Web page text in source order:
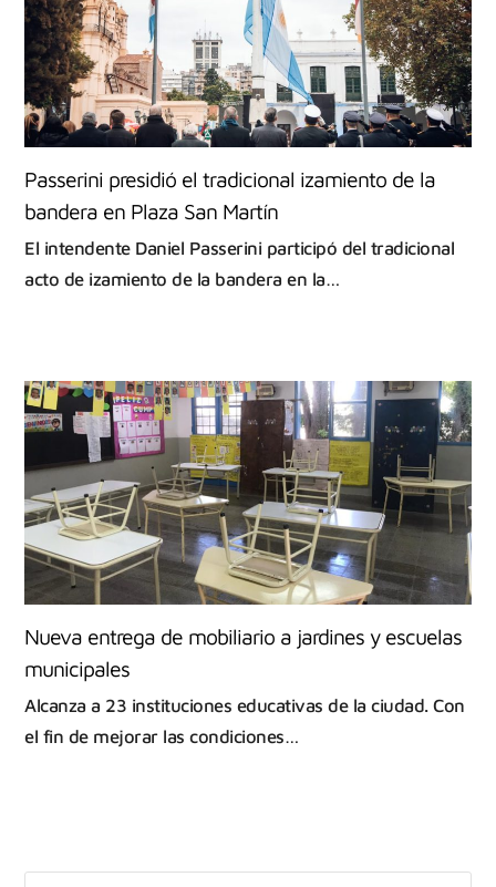
Passerini presidió el tradicional izamiento de la
bandera en Plaza San Martín
El intendente Daniel Passerini participó del tradicional
acto de izamiento de la bandera en la…
Nueva entrega de mobiliario a jardines y escuelas
municipales
Alcanza a 23 instituciones educativas de la ciudad. Con
el fin de mejorar las condiciones…